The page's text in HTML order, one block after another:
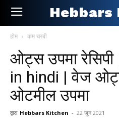
Hebbars
होम कम चरबी
ओट्स उपमा
in hindi | वेज
ओटमील उपमा
द्वारा Hebbars Kitchen - 22 जून 2021